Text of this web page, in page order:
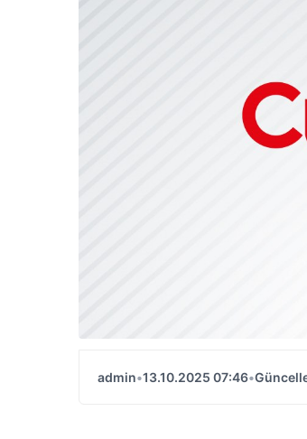
admin•13.10.2025 07:46•